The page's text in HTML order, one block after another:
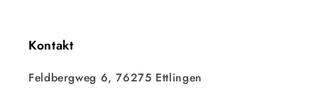
Kontakt
Feldbergweg 6, 76275 Ettlingen